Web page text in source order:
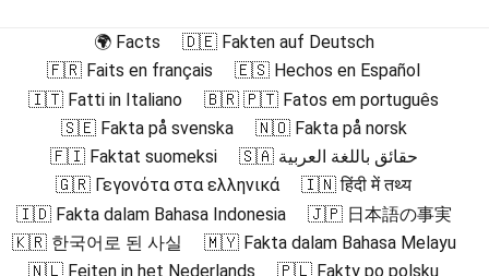
🌍 Facts
🇩🇪 Fakten auf Deutsch
🇫🇷 Faits en français
🇪🇸 Hechos en Español
🇮🇹 Fatti in Italiano
🇧🇷 🇵🇹 Fatos em português
🇸🇪 Fakta på svenska
🇳🇴 Fakta på norsk
🇫🇮 Faktat suomeksi
🇸🇦 حقائق باللغة العربية
🇬🇷 Γεγονότα στα ελληνικά
🇮🇳 हिंदी में तथ्य
🇮🇩 Fakta dalam Bahasa Indonesia
🇯🇵 日本語の事実
🇰🇷 한국어로 된 사실
🇲🇾 Fakta dalam Bahasa Melayu
🇳🇱 Feiten in het Nederlands
🇵🇱 Fakty po polsku